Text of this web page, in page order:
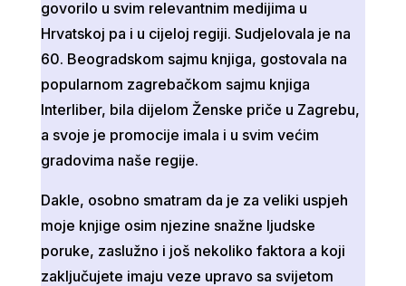
govorilo u svim relevantnim medijima u
Hrvatskoj pa i u cijeloj regiji. Sudjelovala je na
60. Beogradskom sajmu knjiga, gostovala na
popularnom zagrebačkom sajmu knjiga
Interliber, bila dijelom Ženske priče u Zagrebu,
a svoje je promocije imala i u svim većim
gradovima naše regije.
Dakle, osobno smatram da je za veliki uspjeh
moje knjige osim njezine snažne ljudske
poruke, zaslužno i još nekoliko faktora a koji
zaključujete imaju veze upravo sa svijetom